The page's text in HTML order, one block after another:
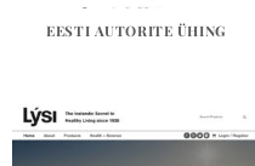
EESTI AUTORITE ÜHING